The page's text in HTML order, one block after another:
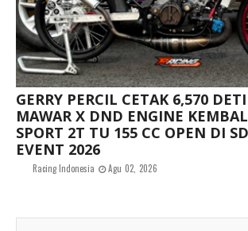
GERRY PERCIL CETAK 6,570
MAWAR X DND ENGINE
SPORT 2T TU 155 CC OPEN DI
EVENT 2026
Racing Indonesia Agu 02, 2026